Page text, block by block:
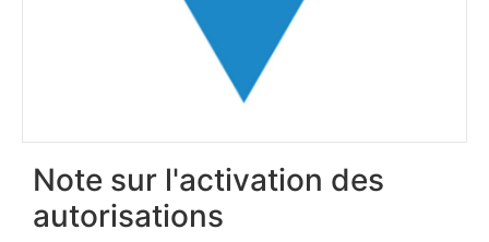
Note sur l'activation des
autorisations